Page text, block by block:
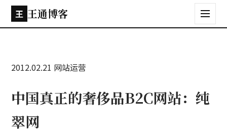
王 王通博客
2012.02.21 网站运营
中国真正的奢侈品B2C网站：纯
翠网